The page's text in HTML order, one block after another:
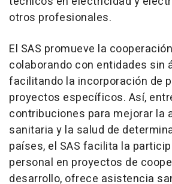
otros profesionales.
El SAS promueve la
colaborando con entidades sin
facilitando la incorporación de
proyectos específicos. Así,
contribuciones para mejorar la
sanitaria y la salud de
países, el SAS facilita la
personal en proyectos de
desarrollo, ofrece asistencia